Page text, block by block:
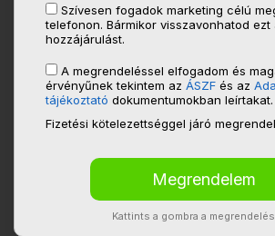
Szívesen fogadok marketing célú
telefonon. Bármikor visszavonhatod ezt
hozzájárulást.
A megrendeléssel elfogadom és
érvényűnek tekintem azÁSZF és az
tájékoztató dokumentumokban leírtakat.
Fizetési kötelezettséggel járó
Kattints a gombra a